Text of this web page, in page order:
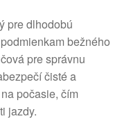
pre dlhodobú
bežného
pre správnu
čisté a
počasie, čím
jazdy.